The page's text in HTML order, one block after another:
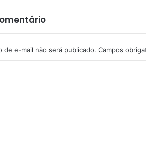
de e-mail não será publicado. Campos